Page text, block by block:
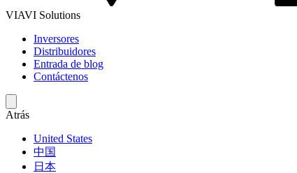
VIAVI Solutions
Inversores
Distribuidores
Entrada de blog
Contáctenos
Atrás
United States
中国
日本